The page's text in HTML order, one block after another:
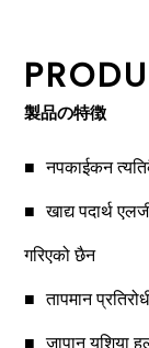
製品の特徴
नपकाईकन
खाद्य पदार्थ
गरिएको छैन
तापमान
जापान यशिया